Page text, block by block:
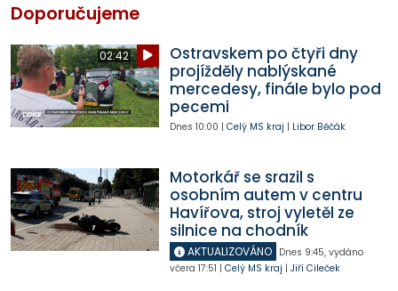
Doporučujeme
02:42
Ostravskem po čtyři dny
projížděly nablýskané
mercedesy, finále bylo pod
pecemi
Dnes 10:00 | Celý MS kraj | Libor Běčák
Motorkář se srazil s
osobním autem v centru
Havířova, stroj vyletěl ze
silnice na chodník
AKTUALIZOVÁNO Dnes 9:45, vydáno
včera 17:51 | Celý MS kraj | Jiří Cileček